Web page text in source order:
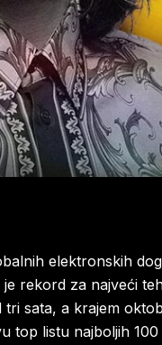
elektronskih
rekord za najveći
sata, a krajem
top listu najboljih